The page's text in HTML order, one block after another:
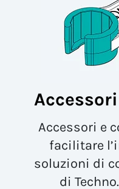
Accessori e
facilitare
soluzioni di
di